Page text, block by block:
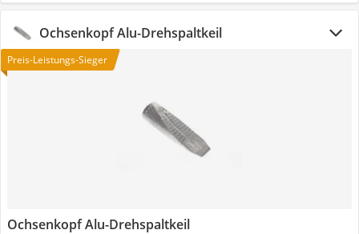
Ochsenkopf Alu-Drehspaltkeil
Preis-Leistungs-Sieger
Ochsenkopf Alu-Drehspaltkeil